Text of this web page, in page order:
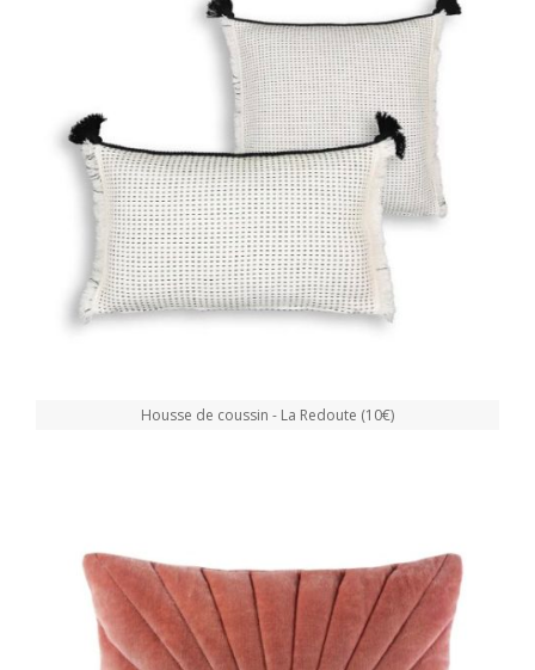
Housse de coussin - La Redoute (10€)